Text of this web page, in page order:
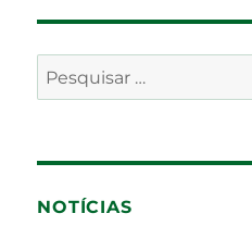
Pesquisar
por:
NOTÍCIAS